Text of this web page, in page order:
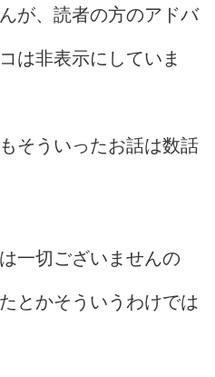
が、読者の方のアドバ
は非表示にしていま
そういったお話は数話
一切ございませんの
とかそういうわけでは